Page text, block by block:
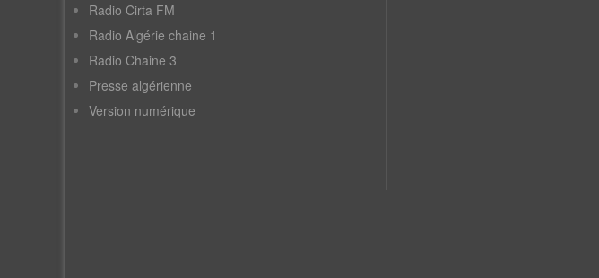
Radio Cirta FM
Radio Algérie chaine 1
Radio Chaine 3
Presse algérienne
Version numérique